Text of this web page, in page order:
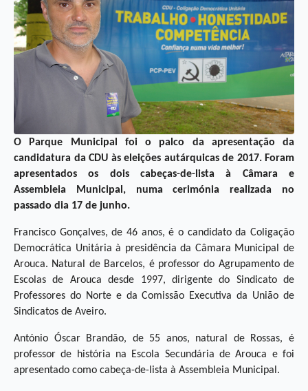
O Parque Municipal foi o palco da apresentação da
candidatura da CDU às eleições autárquicas de 2017. Foram
apresentados os dois cabeças-de-lista à Câmara e
Assembleia Municipal, numa cerimónia realizada no
passado dia 17 de junho.
Francisco Gonçalves, de 46 anos, é o candidato da Coligação
Democrática Unitária à presidência da Câmara Municipal de
Arouca. Natural de Barcelos, é professor do Agrupamento de
Escolas de Arouca desde 1997, dirigente do Sindicato de
Professores do Norte e da Comissão Executiva da União de
Sindicatos de Aveiro.
António Óscar Brandão, de 55 anos, natural de Rossas, é
professor de história na Escola Secundária de Arouca e foi
apresentado como cabeça-de-lista à Assembleia Municipal.